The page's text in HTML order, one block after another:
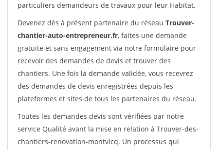
particuliers demandeurs de travaux pour leur Habitat.
Devenez dès à présent partenaire du réseau Trouver-
chantier-auto-entrepreneur.fr, faites une demande
gratuite et sans engagement via notre formulaire pour
recevoir des demandes de devis et trouver des
chantiers. Une fois la demande validée, vous recevrez
des demandes de devis enregistrées depuis les
plateformes et sites de tous les partenaires du réseau.
Toutes les demandes devis sont vérifiées par notre
service Qualité avant la mise en relation à Trouver-des-
chantiers-renovation-montvicq. Un processus qui